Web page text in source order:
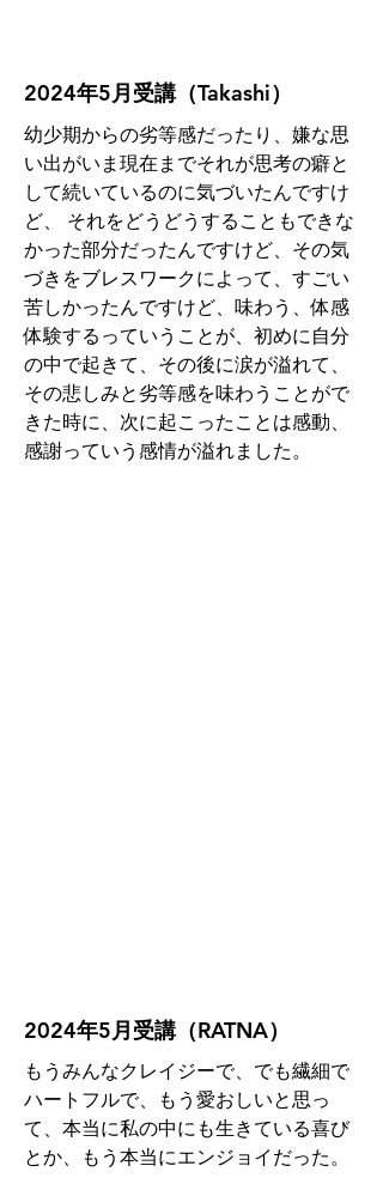
2024年5月受講（Takashi）
幼少期からの劣等感だったり、嫌な思
い出がいま現在までそれが思考の癖と
して続いているのに気づいたんですけ
ど、 それをどうどうすることもできな
かった部分だったんですけど、その気
づきをブレスワークによって、すごい
苦しかったんですけど、味わう、体感
体験するっていうことが、初めに自分
の中で起きて、その後に涙が溢れて、
その悲しみと劣等感を味わうことがで
きた時に、次に起こったことは感動、
感謝っていう感情が溢れました。
2024年5月受講（RATNA）
もうみんなクレイジーで、でも繊細で
ハートフルで、もう愛おしいと思っ
て、本当に私の中にも生きている喜び
とか、もう本当にエンジョイだった。